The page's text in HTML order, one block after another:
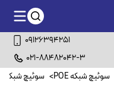
09126394251
021-88482042-3
سوئیچ شبکه POE > سوئیچ شبکه ۸ پورت POE